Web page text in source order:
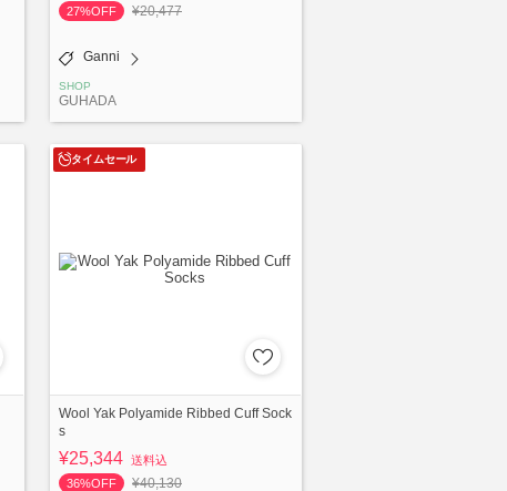
27%OFF
¥20,477
Ganni
SHOP
GUHADA
タイムセール
Wool Yak Polyamide Ribbed Cuff Sock
s
¥25,344 送料込
36%OFF
¥40,130